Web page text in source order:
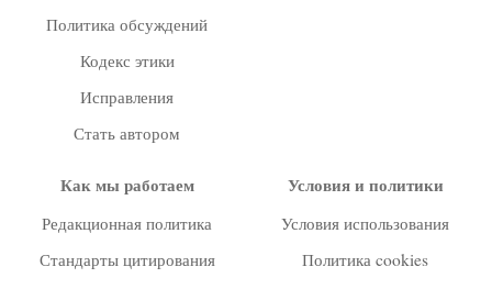
Политика обсуждений
Кодекс этики
Исправления
Стать автором
Как мы работаем
Редакционная политика
Стандарты цитирования
Условия и политики
Условия использования
Политика cookies